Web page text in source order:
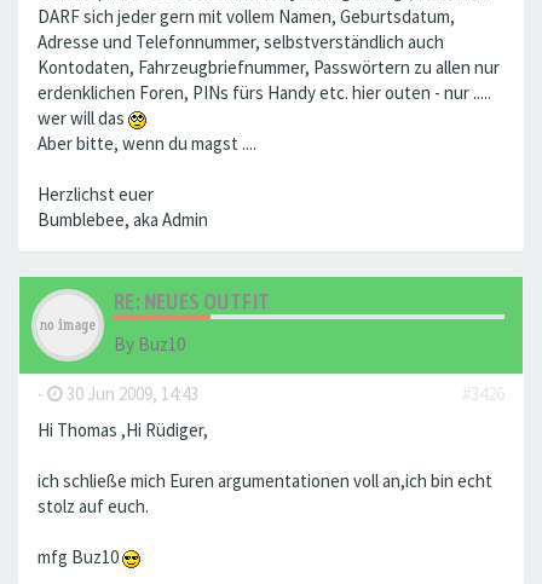
DARF sich jeder gern mit vollem Namen, Geburtsdatum,
Adresse und Telefonnummer, selbstverständlich auch
Kontodaten, Fahrzeugbriefnummer, Passwörtern zu allen nur
erdenklichen Foren, PINs fürs Handy etc. hier outen - nur .....
wer will das
Aber bitte, wenn du magst ....
Herzlichst euer
Bumblebee, aka Admin
RE: NEUES OUTFIT
By Buz10
- 30 Jun 2009, 14:43
#3426
Hi Thomas ,Hi Rüdiger,
ich schließe mich Euren argumentationen voll an,ich bin echt
stolz auf euch.
mfg Buz10